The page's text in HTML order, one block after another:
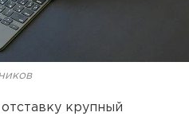
крупный